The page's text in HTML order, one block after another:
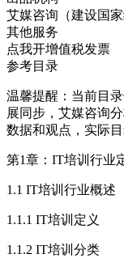
艾媒咨询（建设国
其他服务
点我开增值税发票
参考目录
温馨提醒：当前目
展同步，艾媒咨询
数据和观点，实际
第1章：IT培训行业
1.1 IT培训行业概述
1.1.1 IT培训定义
1.1.2 IT培训分类